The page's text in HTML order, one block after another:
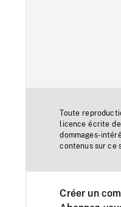
Toute
licence écrite
dommages-
contenus sur ce
Créer un